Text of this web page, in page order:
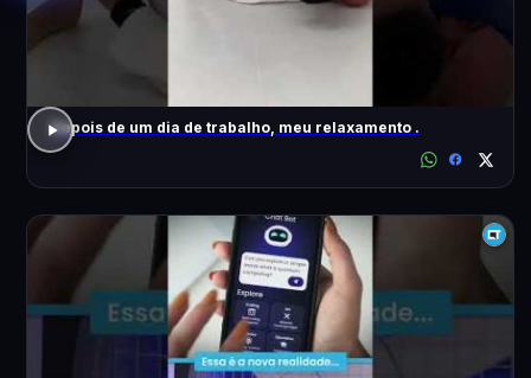
Depois de um dia de trabalho, meu relaxamento .